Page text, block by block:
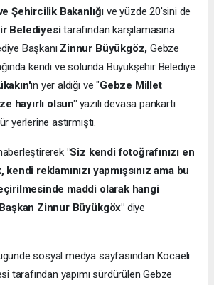
Şehircilik Bakanlığı ve yüzde 20'sini de
Belediyesitarafından karşılamasına
Başkanı Zinnur Büyükgöz, Gebze
kendi ve solunda Büyükşehir Belediye
ın yer aldığı ve "Gebze Millet
hayırlı olsun"yazılı devasa pankartı
yerlerine astırmıştı.
"Siz kendi fotoğrafınızı en
reklamınızı yapmışsınız ama bu
maddi olarak hangi
Başkan Zinnur Büyükgöx" diye
sosyal medya sayfasından Kocaeli
tarafından yapımı sürdürülen Gebze